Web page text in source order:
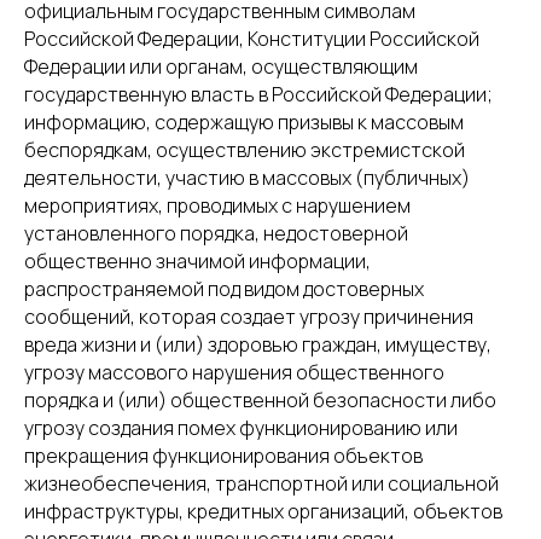
официальным государственным символам
Российской Федерации, Конституции Российской
Федерации или органам, осуществляющим
государственную власть в Российской Федерации;
информацию, содержащую призывы к массовым
беспорядкам, осуществлению экстремистской
деятельности, участию в массовых (публичных)
мероприятиях, проводимых с нарушением
установленного порядка, недостоверной
общественно значимой информации,
распространяемой под видом достоверных
сообщений, которая создает угрозу причинения
вреда жизни и (или) здоровью граждан, имуществу,
угрозу массового нарушения общественного
порядка и (или) общественной безопасности либо
угрозу создания помех функционированию или
прекращения функционирования объектов
жизнеобеспечения, транспортной или социальной
инфраструктуры, кредитных организаций, объектов